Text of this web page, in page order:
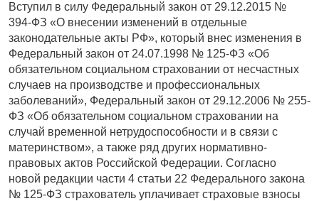
Вступил в силу Федеральный закон от 29.12.2015 №
394-ФЗ «О внесении изменений в отдельные
законодательные акты РФ», который внес изменения в
Федеральный закон от 24.07.1998 № 125-ФЗ «Об
обязательном социальном страховании от несчастных
случаев на производстве и профессиональных
заболеваний», Федеральный закон от 29.12.2006 № 255-
ФЗ «Об обязательном социальном страховании на
случай временной нетрудоспособности и в связи с
материнством», а также ряд других нормативно-
правовых актов Российской Федерации. Согласно
новой редакции части 4 статьи 22 Федерального закона
№ 125-ФЗ страхователь уплачивает страховые взносы